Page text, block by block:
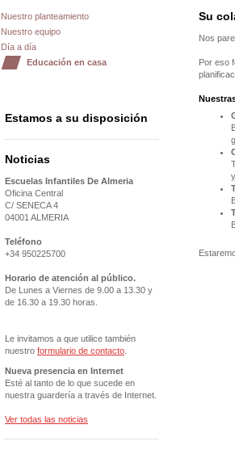
Nuestro planteamiento
Nuestro equipo
Día a día
Educación en casa
Estamos a su disposición
Noticias
Escuelas Infantiles De Almeria
Oficina Central
C/ SENECA 4
04001 ALMERIA
Teléfono
+34 950225700
Horario de atención al público.
De Lunes a Viernes de 9.00 a 13.30 y
de 16.30 a 19.30 horas.
Le invitamos a que utilice también
nuestro formulario de contacto
Nueva presencia en Internet
Esté al tanto de lo que sucede en
nuestra guardería a través de Internet.
Ver todas las noticias
Su
Nos
Por eso